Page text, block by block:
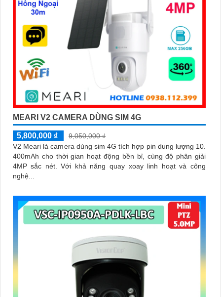
MEARI V2 CAMERA DÙNG SIM 4G
5,800,000 ₫
9,050,000 ₫
V2 Meari là camera dùng sim 4G tích hợp pin dung lượng 10.
400mAh cho thời gian hoạt động bền bỉ, cùng độ phân giải
4MP sắc nét. Với khả năng quay xoay linh hoạt và công
nghệ...